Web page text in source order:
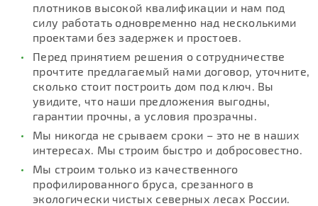
плотников высокой квалификации и нам под
силу работать одновременно над несколькими
проектами без задержек и простоев.
Перед принятием решения о сотрудничестве
прочтите предлагаемый нами договор, уточните,
сколько стоит построить дом под ключ. Вы
увидите, что наши предложения выгодны,
гарантии прочны, а условия прозрачны.
Мы никогда не срываем сроки – это не в наших
интересах. Мы строим быстро и добросовестно.
Мы строим только из качественного
профилированного бруса, срезанного в
экологически чистых северных лесах России.